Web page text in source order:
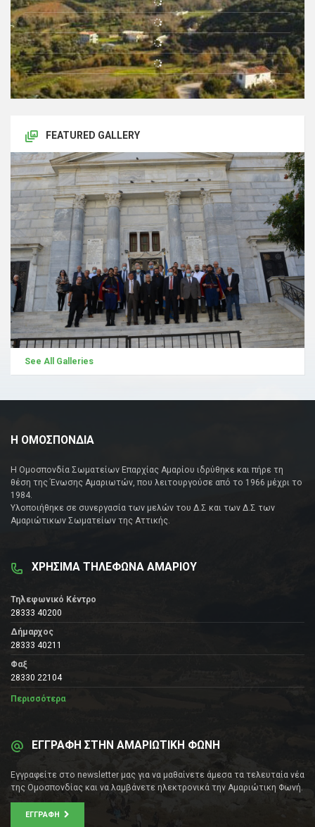
FEATURED GALLERY
See All Galleries
Η ΟΜΟΣΠΟΝΔΙΑ
Η Ομοσπονδία Σωματείων Επαρχίας Αμαρίου ιδρύθηκε και πήρε τη
θέση της Ένωσης Αμαριωτών, που λειτουργούσε από το 1966 μέχρι το
1984.
Υλοποιήθηκε σε συνεργασία των μελών του Δ.Σ και των Δ.Σ των
Αμαριώτικων Σωματείων της Αττικής.
ΧΡΗΣΙΜΑ ΤΗΛΕΦΩΝΑ ΑΜΑΡΙΟΥ
Τηλεφωνικό Κέντρο
28333 40200
Δήμαρχος
28333 40211
Φαξ
28330 22104
Περισσότερα
ΕΓΓΡΑΦΗ ΣΤΗΝ ΑΜΑΡΙΩΤΙΚΗ ΦΩΝΗ
Εγγραφείτε στο newsletter μας για να μαθαίνετε άμεσα τα τελευταία νέα
της Ομοσπονδίας και να λαμβάνετε ηλεκτρονικά την Αμαριώτικη Φωνή.
ΕΓΓΡΑΦΉ